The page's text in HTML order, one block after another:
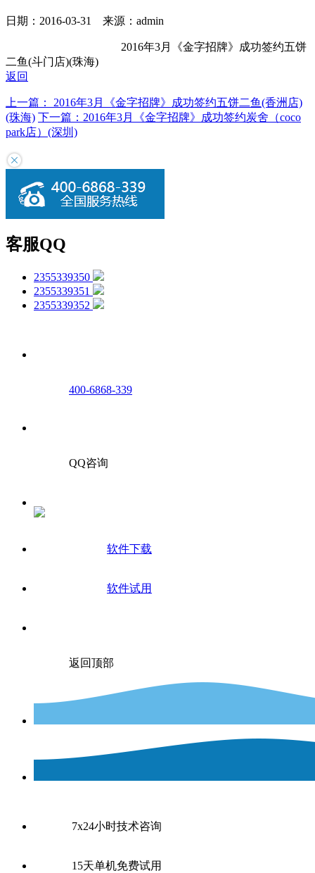
日期：2016-03-31 来源：admin
2016年3月《金字招牌》成功签约五饼
二鱼(斗门店)(珠海)
返回
上一篇： 2016年3月《金字招牌》成功签约五饼二鱼(香洲店)
(珠海) 下一篇：2016年3月《金字招牌》成功签约炭舍（coco
park店）(深圳)
客服QQ
2355339350
2355339351
2355339352
400-6868-339
QQ咨询
软件下载
软件试用
返回顶部
7x24小时技术咨询
15天单机免费试用